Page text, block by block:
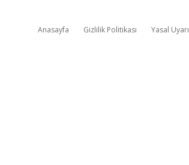
Anasayfa Gizlilik Politikası Yasal Uyarı